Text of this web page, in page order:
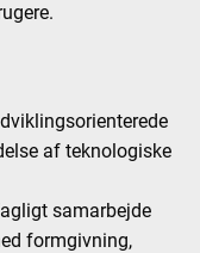
af teknologiske
samarbejde
formgivning,